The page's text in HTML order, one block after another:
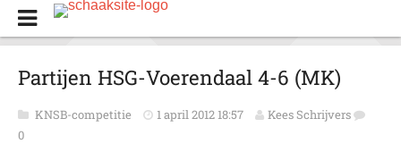
Partijen HSG-Voerendaal 4-6 (MK)
KNSB-competitie 1 april 2012 18:57
Kees Schrijvers
0